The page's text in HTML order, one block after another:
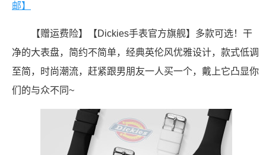
邮】
【赠运费险】【Dickies手表官方旗舰】多款可选！干
净的大表盘，简约不简单，经典英伦风优雅设计，款式低调
至简，时尚潮流，赶紧跟男朋友一人买一个，戴上它凸显你
们的与众不同~